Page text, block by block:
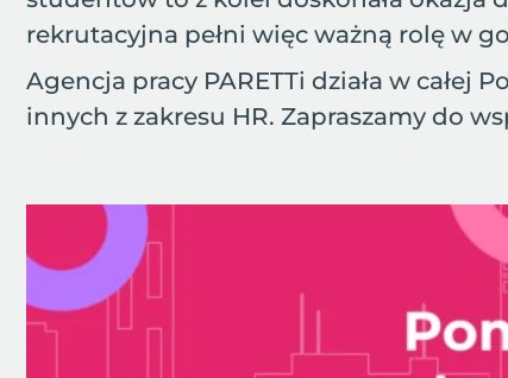
rekrutacyjna pełni więc ważną rolę w
Agencja pracy PARETTi działa w
innych z zakresu HR. Zapraszamy do